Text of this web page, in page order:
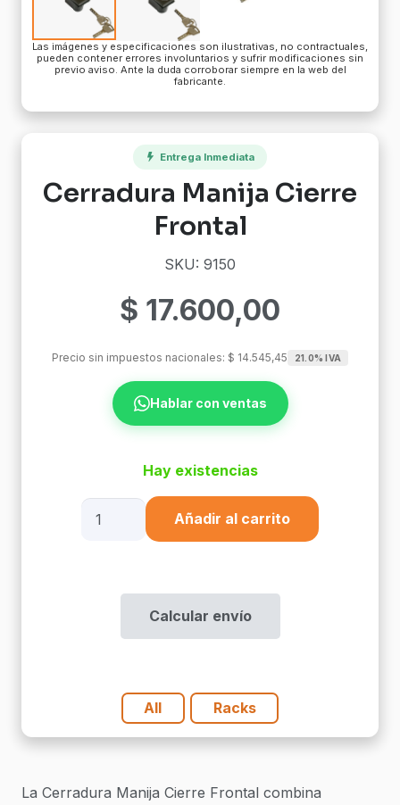
Las imágenes y especificaciones son ilustrativas, no contractuales,
pueden contener errores involuntarios y sufrir modificaciones sin
previo aviso. Ante la duda corroborar siempre en la web del
fabricante.
Entrega Inmediata
Cerradura Manija Cierre
Frontal
SKU: 9150
$ 17.600,00
Precio sin impuestos nacionales: $ 14.545,45 21.0% IVA
Hablar con ventas
Hay existencias
Cerradura
cantidad
Añadir al carrito
Calcular envío
All Racks
La Cerradura Manija Cierre Frontal combina